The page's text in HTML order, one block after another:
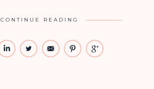
CONTINUE READING